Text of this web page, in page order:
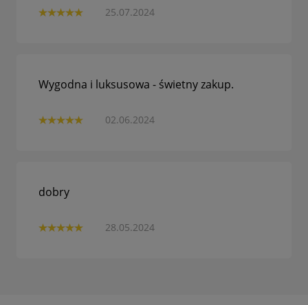
25.07.2024
02.06.2024
Wygodna i luksusowa - świetny zakup.
28.05.2024
dobry